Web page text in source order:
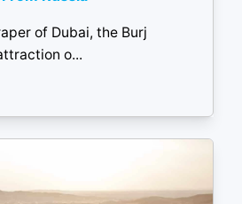
of Dubai, the Burj
o...